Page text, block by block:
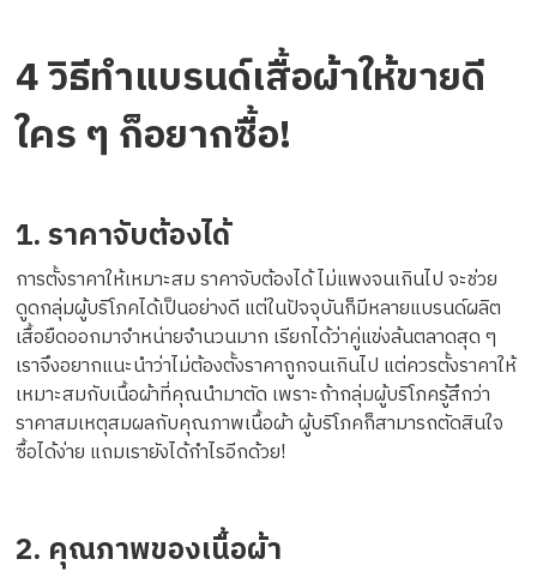
4 วิธีทำแบรนด์เสื้อผ้าให้ขายดี
ใคร ๆ ก็อยากซื้อ!
1. ราคาจับต้องได้
การตั้งราคาให้เหมาะสม ราคาจับต้องได้ ไม่แพงจนเกินไป จะช่วย
ดูดกลุ่มผู้บริโภคได้เป็นอย่างดี แต่ในปัจจุบันก็มีหลายแบรนด์ผลิต
เสื้อยืดออกมาจำหน่ายจำนวนมาก เรียกได้ว่าคู่แข่งล้นตลาดสุด ๆ
เราจึงอยากแนะนำว่าไม่ต้องตั้งราคาถูกจนเกินไป แต่ควรตั้งราคาให้
เหมาะสมกับเนื้อผ้าที่คุณนำมาตัด เพราะถ้ากลุ่มผู้บริโภครู้สึกว่า
ราคาสมเหตุสมผลกับคุณภาพเนื้อผ้า ผู้บริโภคก็สามารถตัดสินใจ
ซื้อได้ง่าย แถมเรายังได้กำไรอีกด้วย!
2. คุณภาพของเนื้อผ้า